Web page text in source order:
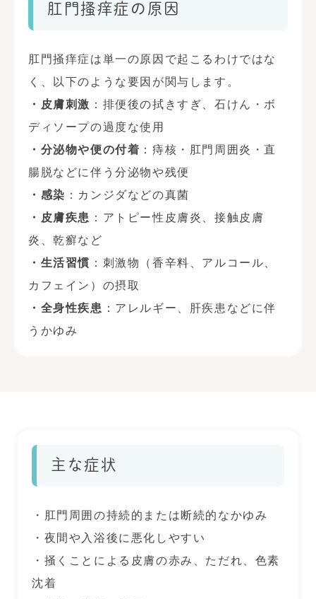
肛門搔痒症の原因
肛門掻痒症は単一の原因で起こるわけではな
く、以下のような要因が関与します。
・皮膚刺激 ：排便後の拭きすぎ、石けん・ボ
ディソープの過度な使用
・分泌物や便の付着 ：痔核・肛門周囲炎・直
腸脱などに伴う分泌物や残便
・感染 ：カンジダなどの真菌
・皮膚疾患 ：アトピー性皮膚炎、接触皮膚
炎、乾癬など
・生活習慣 ：刺激物（香辛料、アルコール、
カフェイン）の摂取
・全身性疾患 ：アレルギー、肝疾患などに伴
うかゆみ
主な症状
・肛門周囲の持続的または断続的なかゆみ
・夜間や入浴後に悪化しやすい
・掻くことによる皮膚の赤み、ただれ、色素
沈着